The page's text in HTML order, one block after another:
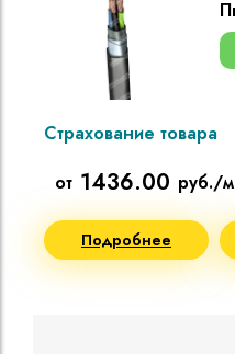
Страхование товара
от 1436.00 руб./м
Подробнее